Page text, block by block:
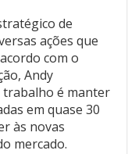
de
ações que
com o
Andy
trabalho é manter
em quase 30
às novas
mercado.